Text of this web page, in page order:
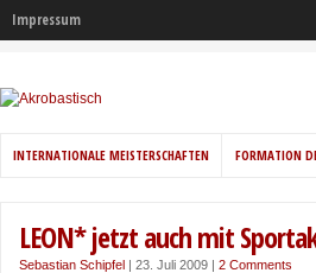
Impressum
INTERNATIONALE MEISTERSCHAFTEN FORMATION
LEON* jetzt auch mit
Sebastian Schipfel | 23. Juli 2009 | 2 Comments